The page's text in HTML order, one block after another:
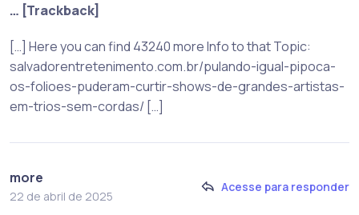
… [Trackback]
[…] Here you can find 43240 more Info to that Topic:
salvadorentretenimento.com.br/pulando-igual-pipoca-
os-folioes-puderam-curtir-shows-de-grandes-artistas-
em-trios-sem-cordas/ […]
more
22 de abril de 2025
Acesse para responder